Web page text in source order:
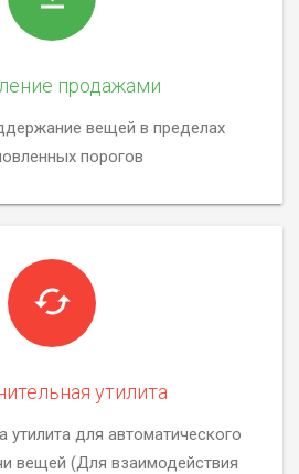
продажами
вещей в пределах
порогов
утилита
утилита для автоматического
вещей (Для взаимодействия